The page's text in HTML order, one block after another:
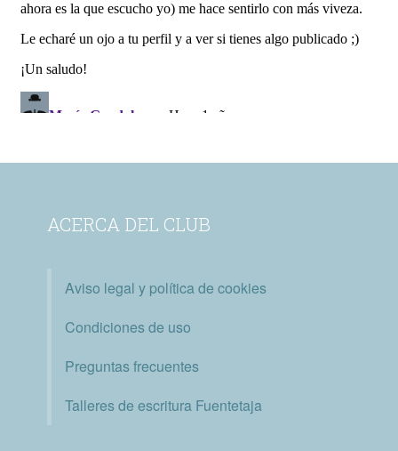
ACERCA DEL CLUB
Aviso legal y política de cookies
Condiciones de uso
Preguntas frecuentes
Talleres de escritura Fuentetaja